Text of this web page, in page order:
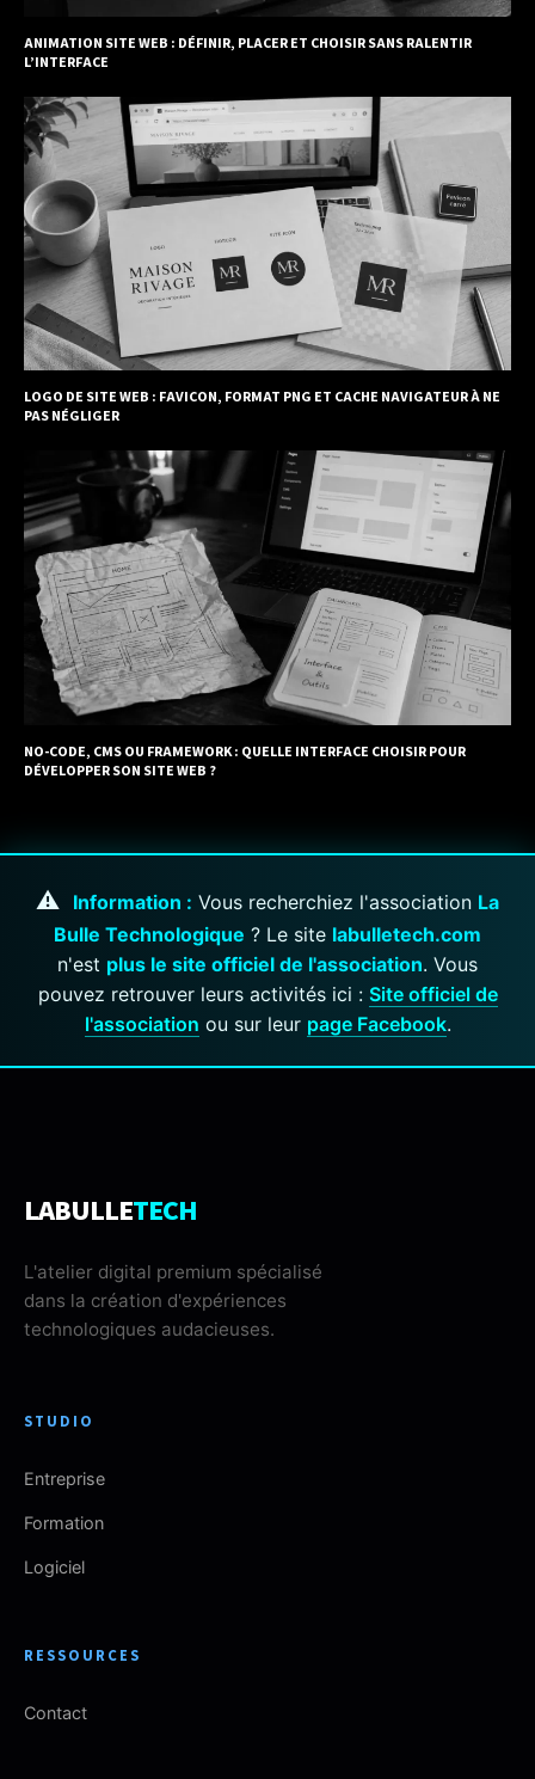
ANIMATION SITE WEB : DÉFINIR, PLACER ET CHOISIR SANS RALENTIR
L’INTERFACE
LOGO DE SITE WEB : FAVICON, FORMAT PNG ET CACHE NAVIGATEUR À NE
PAS NÉGLIGER
NO-CODE, CMS OU FRAMEWORK : QUELLE INTERFACE CHOISIR POUR
DÉVELOPPER SON SITE WEB ?
⚠️ Information : Vous recherchiez l'association La
Bulle Technologique ? Le site labulletech.com
n'est plus le site officiel de l'association. Vous
pouvez retrouver leurs activités ici : Site officiel de
l'association ou sur leur page Facebook.
LABULLETECH
L'atelier digital premium spécialisé
dans la création d'expériences
technologiques audacieuses.
STUDIO
Entreprise
Formation
Logiciel
RESSOURCES
Contact